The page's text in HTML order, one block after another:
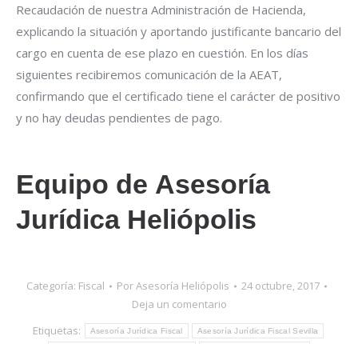
Recaudación de nuestra Administración de Hacienda,
explicando la situación y aportando justificante bancario del
cargo en cuenta de ese plazo en cuestión. En los días
siguientes recibiremos comunicación de la AEAT,
confirmando que el certificado tiene el carácter de positivo
y no hay deudas pendientes de pago.
Equipo de Asesoría
Jurídica Heliópolis
Categoría: Fiscal PorAsesoría Heliópolis
24 octubre, 2017
Deja un comentario
Etiquetas:
Asesoría Jurídica Fiscal Asesoría Jurídica Fiscal Sevilla